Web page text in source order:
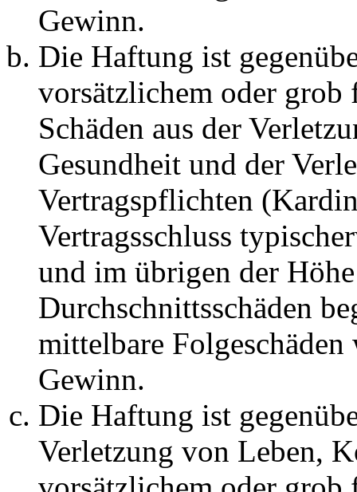
Gewinn.
Die Haftung ist
vorsätzlichem oder grob
Schäden aus der
Gesundheit und der
Vertragspflichten
Vertragsschluss
und im übrigen der
Durchschnittsschäden
mittelbare Folgeschäden
Gewinn.
Die Haftung ist
Verletzung von Leben,